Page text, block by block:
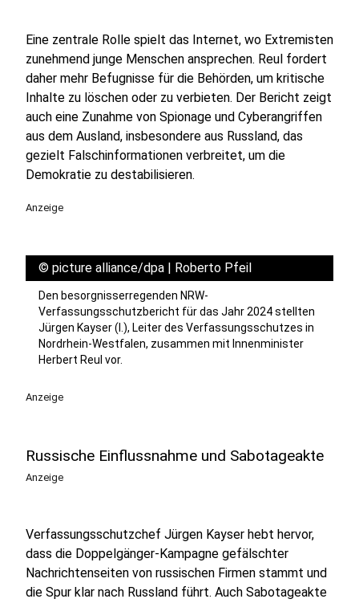
Eine zentrale Rolle spielt das Internet, wo Extremisten
zunehmend junge Menschen ansprechen. Reul fordert
daher mehr Befugnisse für die Behörden, um kritische
Inhalte zu löschen oder zu verbieten. Der Bericht zeigt
auch eine Zunahme von Spionage und Cyberangriffen
aus dem Ausland, insbesondere aus Russland, das
gezielt Falschinformationen verbreitet, um die
Demokratie zu destabilisieren.
Anzeige
© picture alliance/dpa | Roberto Pfeil
Den besorgnisserregenden NRW-
Verfassungsschutzbericht für das Jahr 2024 stellten
Jürgen Kayser (l.), Leiter des Verfassungsschutzes in
Nordrhein-Westfalen, zusammen mit Innenminister
Herbert Reul vor.
Anzeige
Russische Einflussnahme und Sabotageakte
Anzeige
Verfassungsschutzchef Jürgen Kayser hebt hervor,
dass die Doppelgänger-Kampagne gefälschter
Nachrichtenseiten von russischen Firmen stammt und
die Spur klar nach Russland führt. Auch Sabotageakte